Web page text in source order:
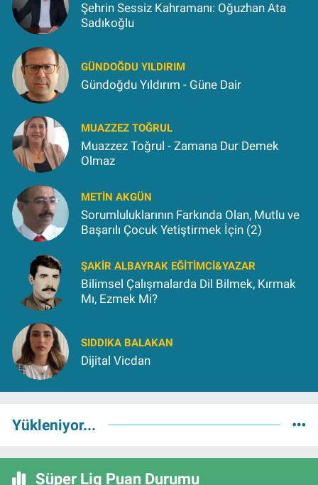
Şehrin Sessiz Kahramanı: Oğuzhan Ata
Sadıkoğlu
GÜNDOĞDU YILDIRIM
Gündoğdu Yıldırım - Güne Dair
MUAZZEZ TOĞRUL
Muazzez Toğrul - Zamana Dur Demek
Olmaz
METIN AKGÜN
Sorumluluklarının Farkında Olan, Mutlu ve
Başarılı Çocuk Yetiştirmek İçin (2)
ŞAKIR ALBAYRAK EĞITIMCI&YAZAR
Bilimsel Çalışmalarda Dil Bilmek, Kırmak
Mı, Ezmek Mi?
SIDDIKA BALAKAN
Dijital Vicdan
Yükleniyor...
Süper Lig Puan Durumu